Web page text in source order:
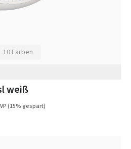
10 Farben
weiß
(15% gespart)